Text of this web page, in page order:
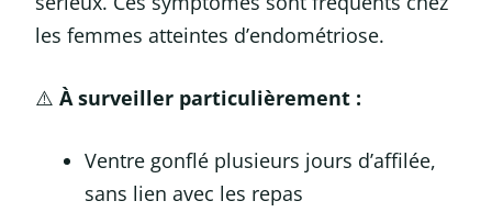
les femmes atteintes d’endométriose.
⚠️ À surveiller particulièrement :
Ventre gonflé plusieurs jours d’affilée,
sans lien avec les repas